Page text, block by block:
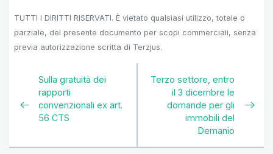
TUTTI I DIRITTI RISERVATI. È vietato qualsiasi utilizzo, totale o
parziale, del presente documento per scopi commerciali, senza
previa autorizzazione scritta di Terzjus.
Sulla gratuità dei
rapporti
convenzionali ex art.
56 CTS
Terzo settore, entro
il 3 dicembre le
domande per gli
immobili del
Demanio